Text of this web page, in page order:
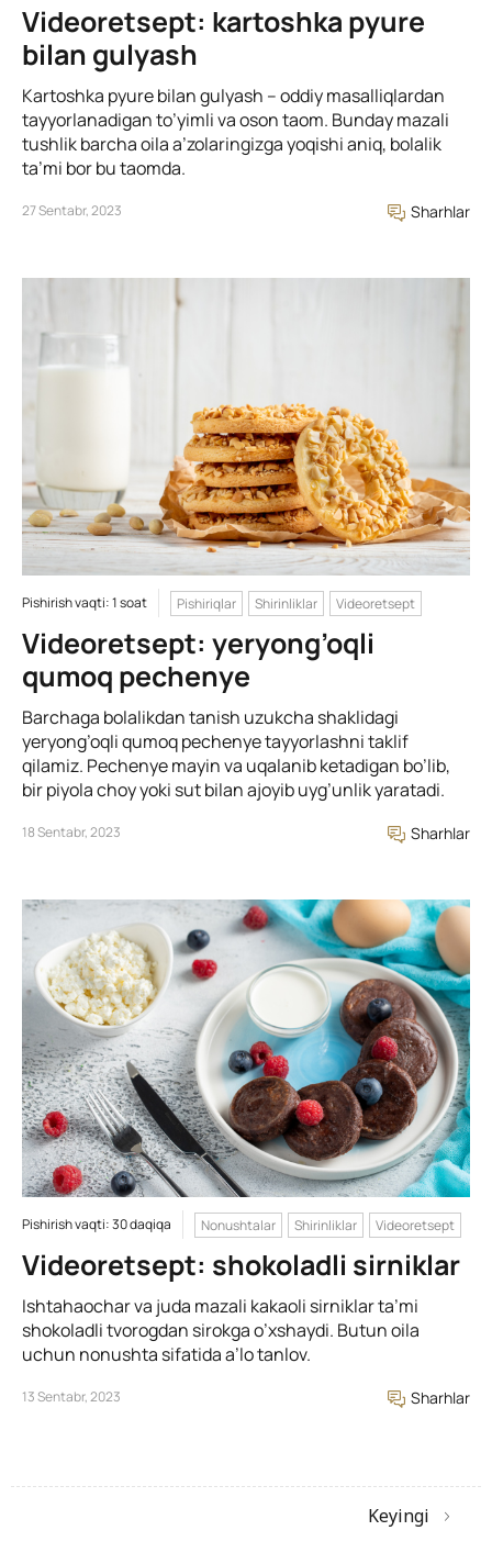
Videoretsept: kartoshka pyure
bilan gulyash
Kartoshka pyure bilan gulyash – oddiy masalliqlardan
tayyorlanadigan to’yimli va oson taom. Bunday mazali
tushlik barcha oila a’zolaringizga yoqishi aniq, bolalik
ta’mi bor bu taomda.
27 Sentabr, 2023 Sharhlar
Pishirish vaqti: 1 soat Pishiriqlar Shirinliklar Videoretsept
Videoretsept: yeryong’oqli
qumoq pechenye
Barchaga bolalikdan tanish uzukcha shaklidagi
yeryong’oqli qumoq pechenye tayyorlashni taklif
qilamiz. Pechenye mayin va uqalanib ketadigan bo’lib,
bir piyola choy yoki sut bilan ajoyib uyg’unlik yaratadi.
18 Sentabr, 2023 Sharhlar
Pishirish vaqti: 30 daqiqa Nonushtalar Shirinliklar Videoretsept
Videoretsept: shokoladli sirniklar
Ishtahaochar va juda mazali kakaoli sirniklar ta’mi
shokoladli tvorogdan sirokga o’xshaydi. Butun oila
uchun nonushta sifatida a’lo tanlov.
13 Sentabr, 2023 Sharhlar
Keyingi